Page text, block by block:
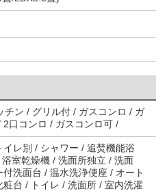
チン / グリル付 / ガスコンロ / ガ
2口コンロ / ガスコンロ可 /
イレ別 / シャワー / 追焚機能浴
室乾燥機 / 洗面所独立 / 洗面
付洗面台 / 温水洗浄便座 / オート
粧台 / トイレ / 洗面所 / 室内洗濯